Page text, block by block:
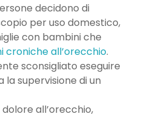
decidono di
per uso domestico,
con bambini che
croniche all’orecchio.
sconsigliato eseguire
la supervisione di un
all’orecchio,